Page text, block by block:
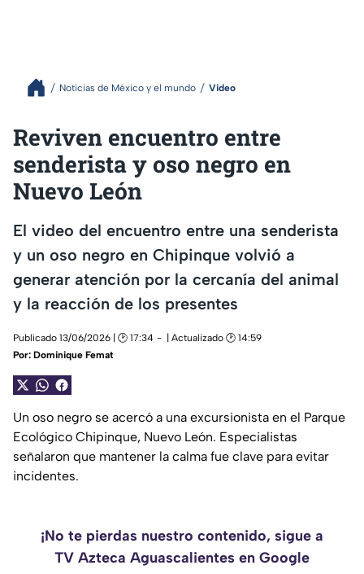
Noticias de México y el mundo Video
Reviven encuentro entre
senderista y oso negro en
Nuevo León
El video del encuentro entre una senderista
y un oso negro en Chipinque volvió a
generar atención por la cercanía del animal
y la reacción de los presentes
Publicado 13/06/2026 | 🕑 17:34
| Actualizado 🕑 14:59
Por: Dominique Femat
Un oso negro se acercó a una excursionista en el Parque
Ecológico Chipinque, Nuevo León. Especialistas
señalaron que mantener la calma fue clave para evitar
incidentes.
¡No te pierdas nuestro contenido, sigue a
TV Azteca Aguascalientes en Google